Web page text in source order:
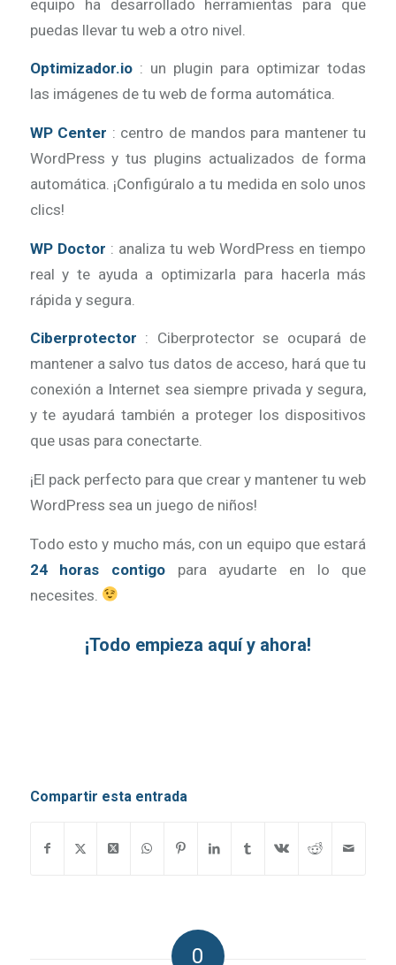
equipo ha desarrollado herramientas para que
puedas llevar tu web a otro nivel.
Optimizador.io: un plugin para optimizar todas
las imágenes de tu web de forma automática.
WP Center : centro de mandos para mantener tu
WordPress y tus plugins actualizados de forma
automática. ¡Configúralo a tu medida en solo unos
clics!
WP Doctor : analiza tu web WordPress en tiempo
real y te ayuda a optimizarla para hacerla más
rápida y segura.
Ciberprotector : Ciberprotector se ocupará de
mantener a salvo tus datos de acceso, hará que tu
conexión a Internet sea siempre privada y segura,
y te ayudará también a proteger los dispositivos
que usas para conectarte.
¡El pack perfecto para que crear y mantener tu web
WordPress sea un juego de niños!
Todo esto y mucho más, con un equipo que estará
24 horas contigopara ayudarte en lo que
necesites.
¡Todo empieza aquí y ahora!
Compartir esta entrada
0